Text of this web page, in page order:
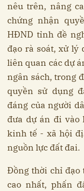
nêu trên, nâng
chứng nhận
HĐND tỉnh đề
đạo rà soát, xử lý
liên quan các dự
ngân sách, trong
quyền sử dụng
đáng của người
đưa dự án đi vào
kinh tế - xã hội
nguồn lực đất đai.
Đồng thời chỉ đạo
cao nhất, phấn